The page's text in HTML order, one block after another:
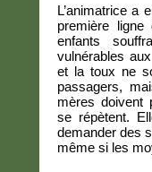
L’animatrice a
première ligne
enfants
vulnérables
et la toux ne
passagers,
mères doivent
se répètent.
demander des
même si les